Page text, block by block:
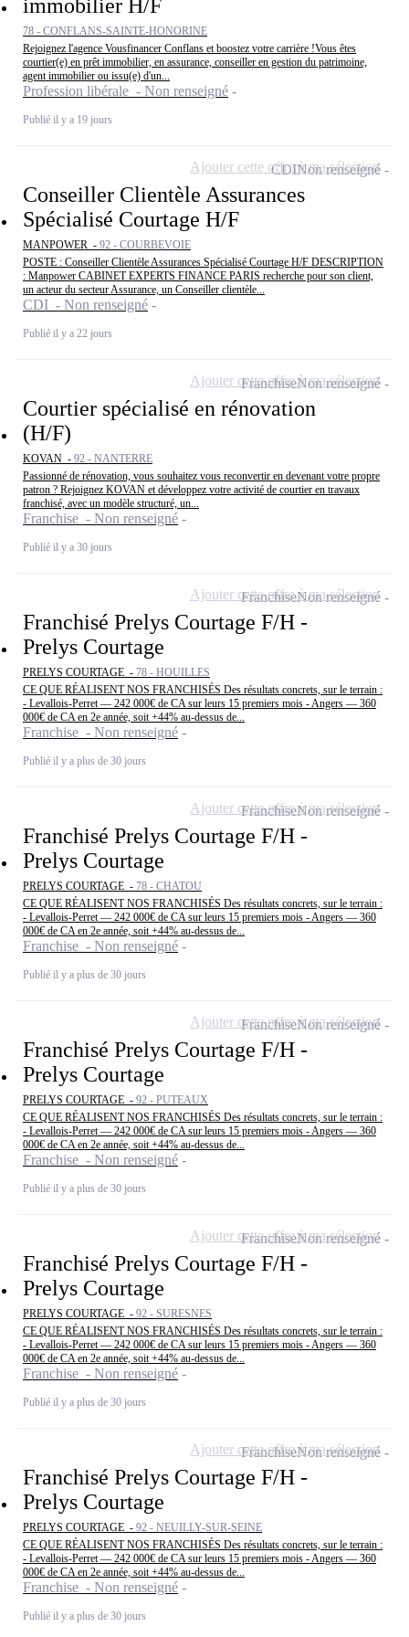
immobilier H/F
78 - CONFLANS-SAINTE-HONORINE
Rejoignez l'agence Vousfinancer Conflans et boostez votre carrière !Vous êtes
courtier(e) en prêt immobilier, en assurance, conseiller en gestion du patrimoine,
agent immobilier ou issu(e) d'un...
Profession libérale - Non renseigné
Publié il y a 19 jours
Conseiller Clientèle Assurances
Spécialisé Courtage H/F
MANPOWER - 92 - COURBEVOIE
POSTE : Conseiller Clientèle Assurances Spécialisé Courtage H/F DESCRIPTION
: Manpower CABINET EXPERTS FINANCE PARIS recherche pour son client,
un acteur du secteur Assurance, un Conseiller clientèle...
CDI - Non renseigné
Publié il y a 22 jours
CDINon renseigné
Ajouter cette offre à ma sélection
Courtier spécialisé en rénovation
(H/F)
KOVAN - 92 - NANTERRE
Passionné de rénovation, vous souhaitez vous reconvertir en devenant votre propre
patron ? Rejoignez KOVAN et développez votre activité de courtier en travaux
franchisé, avec un modèle structuré, un...
Franchise - Non renseigné
Publié il y a 30 jours
FranchiseNon renseigné
Ajouter cette offre à ma sélection
Franchisé Prelys Courtage F/H -
Prelys Courtage
PRELYS COURTAGE - 78 - HOUILLES
CE QUE RÉALISENT NOS FRANCHISÉS Des résultats concrets, sur le terrain :
- Levallois-Perret — 242 000€ de CA sur leurs 15 premiers mois - Angers — 360
000€ de CA en 2e année, soit +44% au-dessus de...
Franchise - Non renseigné
Publié il y a plus de 30 jours
FranchiseNon renseigné
Ajouter cette offre à ma sélection
Franchisé Prelys Courtage F/H -
Prelys Courtage
PRELYS COURTAGE - 78 - CHATOU
CE QUE RÉALISENT NOS FRANCHISÉS Des résultats concrets, sur le terrain :
- Levallois-Perret — 242 000€ de CA sur leurs 15 premiers mois - Angers — 360
000€ de CA en 2e année, soit +44% au-dessus de...
Franchise - Non renseigné
Publié il y a plus de 30 jours
FranchiseNon renseigné
Ajouter cette offre à ma sélection
Franchisé Prelys Courtage F/H -
Prelys Courtage
PRELYS COURTAGE - 92 - PUTEAUX
CE QUE RÉALISENT NOS FRANCHISÉS Des résultats concrets, sur le terrain :
- Levallois-Perret — 242 000€ de CA sur leurs 15 premiers mois - Angers — 360
000€ de CA en 2e année, soit +44% au-dessus de...
Franchise - Non renseigné
Publié il y a plus de 30 jours
FranchiseNon renseigné
Ajouter cette offre à ma sélection
Franchisé Prelys Courtage F/H -
Prelys Courtage
PRELYS COURTAGE - 92 - SURESNES
CE QUE RÉALISENT NOS FRANCHISÉS Des résultats concrets, sur le terrain :
- Levallois-Perret — 242 000€ de CA sur leurs 15 premiers mois - Angers — 360
000€ de CA en 2e année, soit +44% au-dessus de...
Franchise - Non renseigné
Publié il y a plus de 30 jours
FranchiseNon renseigné
Ajouter cette offre à ma sélection
Franchisé Prelys Courtage F/H -
Prelys Courtage
PRELYS COURTAGE - 92 - NEUILLY-SUR-SEINE
CE QUE RÉALISENT NOS FRANCHISÉS Des résultats concrets, sur le terrain :
- Levallois-Perret — 242 000€ de CA sur leurs 15 premiers mois - Angers — 360
000€ de CA en 2e année, soit +44% au-dessus de...
Franchise - Non renseigné
Publié il y a plus de 30 jours
FranchiseNon renseigné
Ajouter cette offre à ma sélection